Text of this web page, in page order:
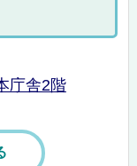
庁舎2階